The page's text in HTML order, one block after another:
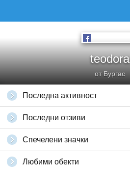
teodora
от Бургас
Последна активност
Последни отзиви
Спечелени значки
Любими обекти